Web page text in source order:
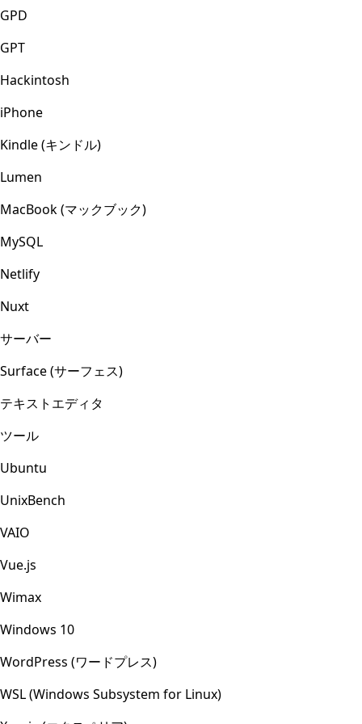
GPD
GPT
Hackintosh
iPhone
Kindle (キンドル)
Lumen
MacBook (マックブック)
MySQL
Netlify
Nuxt
サーバー
Surface (サーフェス)
テキストエディタ
ツール
Ubuntu
UnixBench
VAIO
Vue.js
Wimax
Windows 10
WordPress (ワードプレス)
WSL (Windows Subsystem for Linux)